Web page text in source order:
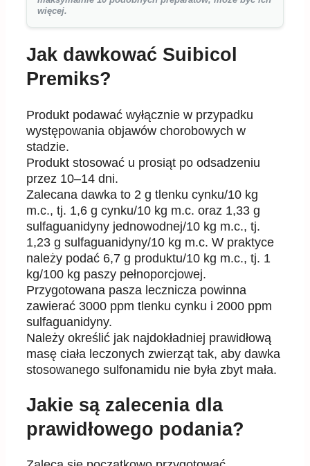
więcej.
Jak dawkować Suibicol
Premiks?
Produkt podawać wyłącznie w przypadku
występowania objawów chorobowych w
stadzie.
Produkt stosować u prosiąt po odsadzeniu
przez 10–14 dni.
Zalecana dawka to 2 g tlenku cynku/10 kg
m.c., tj. 1,6 g cynku/10 kg m.c. oraz 1,33 g
sulfaguanidyny jednowodnej/10 kg m.c., tj.
1,23 g sulfaguanidyny/10 kg m.c. W praktyce
należy podać 6,7 g produktu/10 kg m.c., tj. 1
kg/100 kg paszy pełnoporcjowej.
Przygotowana pasza lecznicza powinna
zawierać 3000 ppm tlenku cynku i 2000 ppm
sulfaguanidyny.
Należy określić jak najdokładniej prawidłową
masę ciała leczonych zwierząt tak, aby dawka
stosowanego sulfonamidu nie była zbyt mała.
Jakie są zalecenia dla
prawidłowego podania?